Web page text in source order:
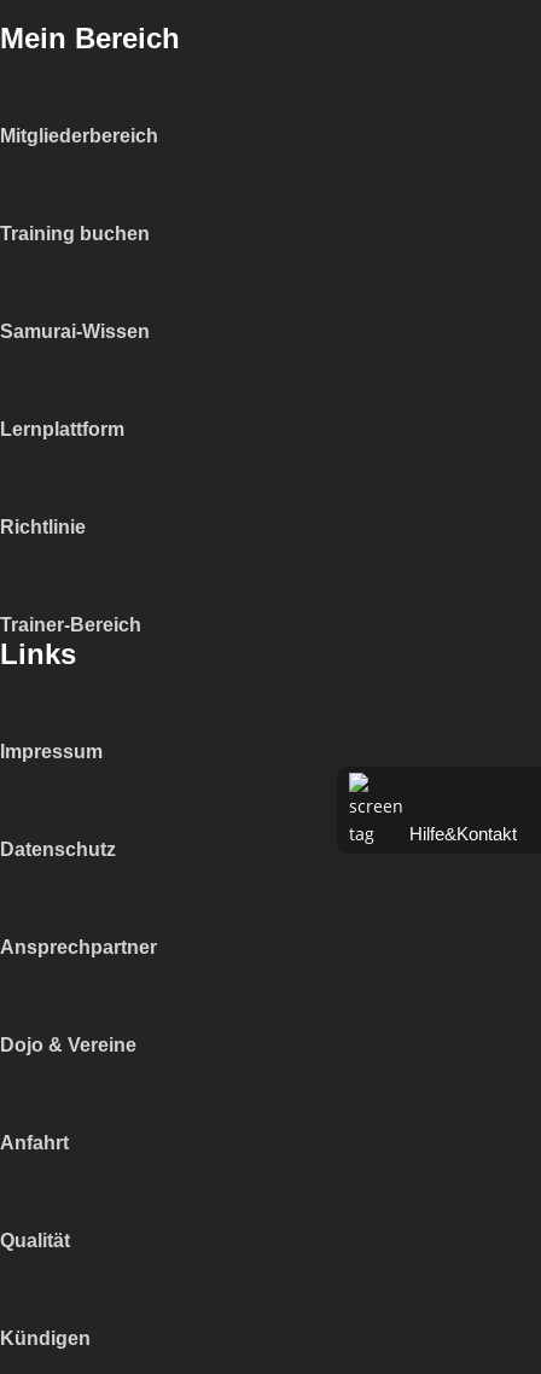
Mein Bereich
Mitgliederbereich
Training buchen
Samurai-Wissen
Lernplattform
Richtlinie
Trainer-Bereich
Links
Impressum
Datenschutz
Ansprechpartner
Dojo & Vereine
Anfahrt
Qualität
Kündigen
Hilfe&Kontakt